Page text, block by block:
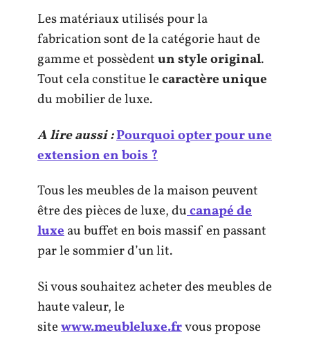
Les matériaux utilisés pour la
fabrication sont de la catégorie haut de
gamme et possèdentun style original.
Tout cela constitue lecaractère unique
du mobilier de luxe.
A lire aussi :Pourquoi opter pour une
extension en bois ?
Tous les meubles de la maison peuvent
être des pièces de luxe, ducanapé de
luxeau buffet en bois massif en passant
par le sommier d’un lit.
Si vous souhaitez acheter des meubles de
haute valeur, le
sitewww.meubleluxe.frvous propose